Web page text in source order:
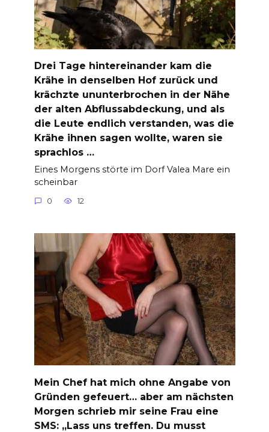
Drei Tage hintereinander kam die
Krähe in denselben Hof zurück und
krächzte ununterbrochen in der Nähe
der alten Abflussabdeckung, und als
die Leute endlich verstanden, was die
Krähe ihnen sagen wollte, waren sie
sprachlos …
Eines Morgens störte im Dorf Valea Mare ein
scheinbar
0 12
Mein Chef hat mich ohne Angabe von
Gründen gefeuert… aber am nächsten
Morgen schrieb mir seine Frau eine
SMS: „Lass uns treffen. Du musst